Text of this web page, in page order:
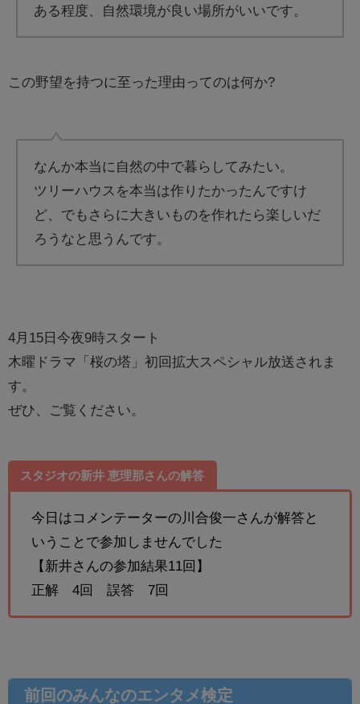
ある程度、自然環境が良い場所がいいです。
この野望を持つに至った理由ってのは何か?
なんか本当に自然の中で暮らしてみたい。
ツリーハウスを本当は作りたかったんですけ
ど、でもさらに大きいものを作れたら楽しいだ
ろうなと思うんです。
4月15日今夜9時スタート
木曜ドラマ「桜の塔」初回拡大スペシャル放送されま
す。
ぜひ、ご覧ください。
スタジオの新井 恵理那さんの解答
今日はコメンテーターの川合俊一さんが解答と
いうことで参加しませんでした
【新井さんの参加結果11回】
正解 4回 誤答 7回
前回のみんなのエンタメ検定